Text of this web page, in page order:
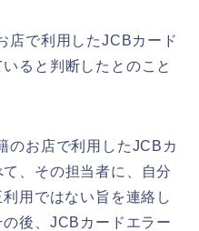
店で利用したJCBカード
ると判断したとのこと
のお店で利用したJCBカ
、その担当者に、自分
用ではない旨を連絡し
後、JCBカードエラー